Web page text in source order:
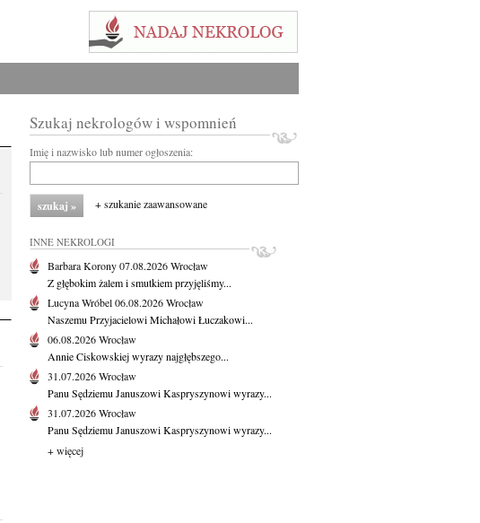
Szukaj nekrologów i wspomnień
Imię i nazwisko lub numer ogłoszenia:
+ szukanie zaawansowane
INNE NEKROLOGI
Barbara Korony07.08.2026Wrocław
Z głębokim żalem i smutkiem przyjęliśmy...
Lucyna Wróbel06.08.2026Wrocław
Naszemu Przyjacielowi Michałowi Łuczakowi...
06.08.2026Wrocław
Annie Ciskowskiej wyrazy najgłębszego...
31.07.2026Wrocław
Panu Sędziemu Januszowi Kaspryszynowi wyrazy...
31.07.2026Wrocław
Panu Sędziemu Januszowi Kaspryszynowi wyrazy...
+ więcej